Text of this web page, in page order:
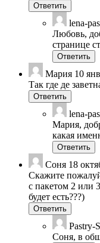
Ответить
lena-
Любовь,
странице
Ответить
Мария 10
Так где де
Ответить
lena-
Мария,
какая
Ответить
Соня 18
Скажите
с пакетом 2 или
будет есть???)
Ответить
Pastry-
Соня, в